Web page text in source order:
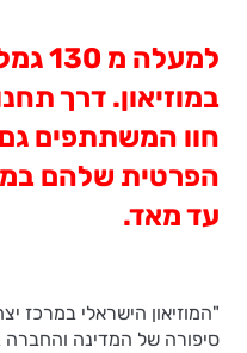
במוזיאון. דרך
חוו המשתתפים
הפרטית שלהם
עד מאד.
"המוזיאון הישראלי במרכז
סיפורה של המדינה והחברה